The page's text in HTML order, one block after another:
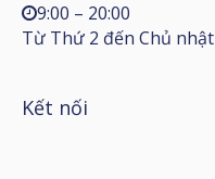
9:00 – 20:00
Từ Thứ 2 đến Chủ nhật
Kết nối